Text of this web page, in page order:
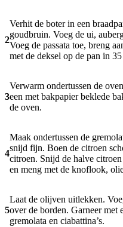
2
Verhit de boter in een
goudbruin. Voeg de ui,
Voeg de passata toe, breng
met de deksel op de pan in
3
Verwarm ondertussen de
een met bakpapier beklede
de oven.
4
Maak ondertussen de
snijd fijn. Boen de citroen
citroen. Snijd de halve
en meng met de knoflook,
5
Laat de olijven uitlekken.
over de borden. Garneer met
gremolata en ciabattina’s.